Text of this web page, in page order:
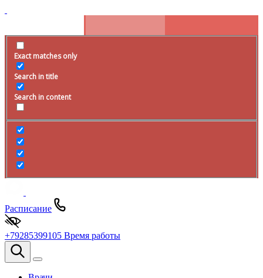
Exact matches only
Search in title
Search in content
Расписание
+79285399105 Время работы